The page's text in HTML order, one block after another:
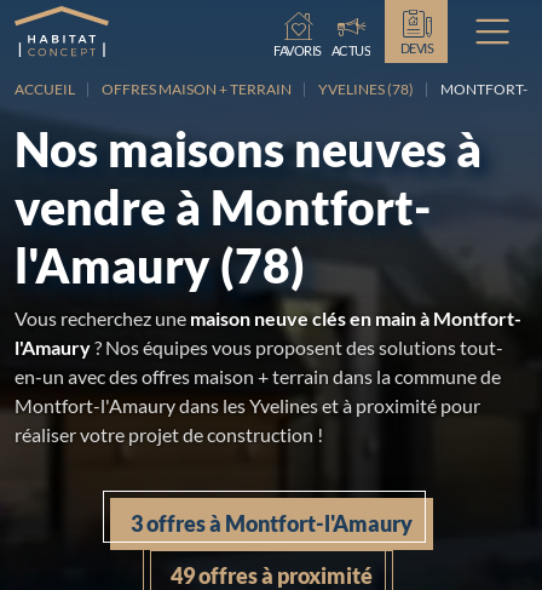
Chargement...
FAVORIS ACTUS DEVIS
ACCUEIL OFFRES MAISON + TERRAIN YVELINES (78) MONTFORT-
Nos maisons neuves à
vendre à Montfort-
l'Amaury (78)
Vous recherchez une maison neuve clés en main à Montfort-
l'Amaury? Nos équipes vous proposent des solutions tout-
en-un avec des offres maison + terrain dans la commune de
Montfort-l'Amaury dans les Yvelines et à proximité pour
réaliser votre projet de construction !
3 offres à Montfort-l'Amaury
49 offres à proximité